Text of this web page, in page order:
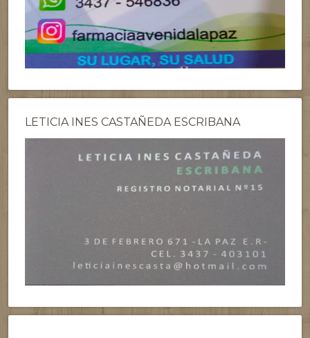
LETICIA INES CASTAÑEDA ESCRIBANA